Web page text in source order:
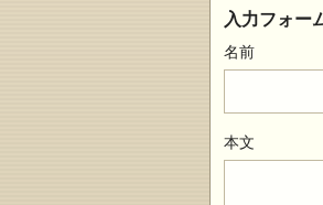
入力フォー
名前
本文